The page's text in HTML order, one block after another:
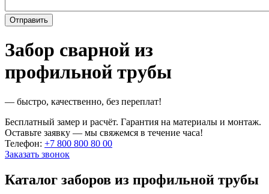
Забор сварной из
профильной трубы
— быстро, качественно, без переплат!
Бесплатный замер и расчёт. Гарантия на материалы и монтаж.
Оставьте заявку — мы свяжемся в течение часа!
Телефон: +7 800 800 80 00
Заказать звонок
Каталог заборов из профильной трубы